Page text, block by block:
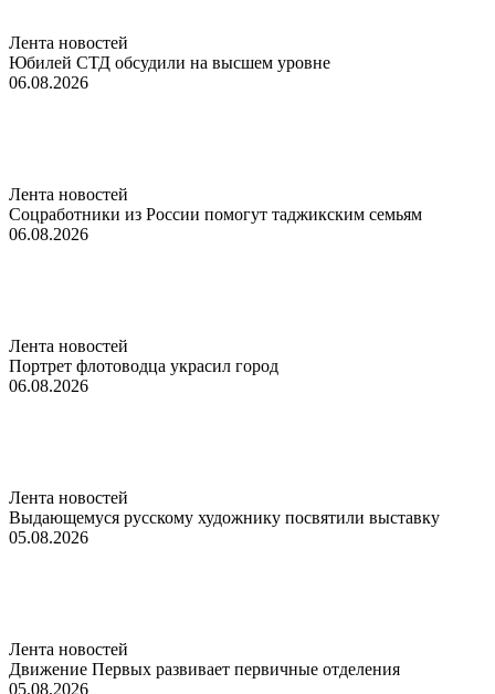
Лента новостей
Юбилей СТД обсудили на высшем уровне
06.08.2026
Лента новостей
Соцработники из России помогут таджикским семьям
06.08.2026
Лента новостей
Портрет флотоводца украсил город
06.08.2026
Лента новостей
Выдающемуся русскому художнику посвятили выставку
05.08.2026
Лента новостей
Движение Первых развивает первичные отделения
05.08.2026